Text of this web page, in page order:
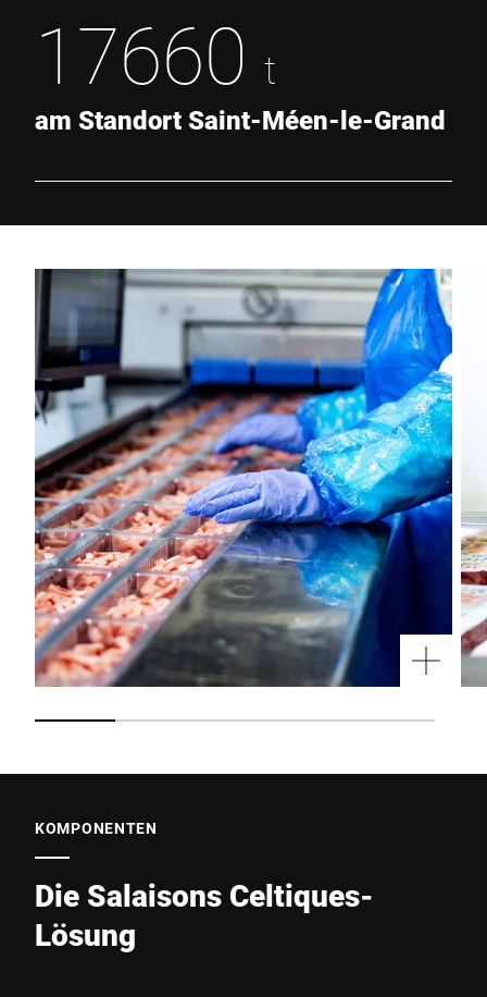
17660 t
am Standort Saint-Méen-le-Grand
KOMPONENTEN
Die Salaisons Celtiques-
Lösung